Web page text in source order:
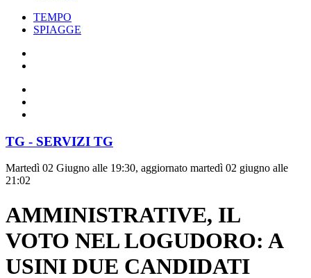
TEMPO
SPIAGGE
TG - SERVIZI TG
Martedì 02 Giugno alle 19:30, aggiornato martedì 02 giugno alle
21:02
AMMINISTRATIVE, IL
VOTO NEL LOGUDORO: A
USINI DUE CANDIDATI